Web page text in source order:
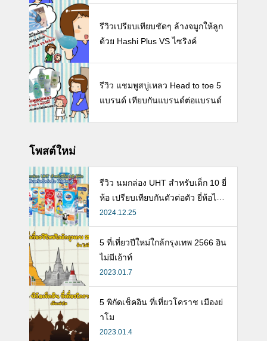
รีวิวเปรียบเทียบชัดๆ ล้างจมูกให้ลูก
ด้วย Hashi Plus VS ไซริงค์
รีวิว แชมพูสบู่เหลว Head to toe 5
แบรนด์ เทียบกันแบรนด์ต่อแบรนด์
โพสต์ใหม่
รีวิว นมกล่อง UHT สำหรับเด็ก 10 ยี่
ห้อ เปรียบเทียบกันตัวต่อตัว ยี่ห้อไห
นดี พร้อมแนะวิธีการเลือกนมกล่องใ
ห้ลูก
2024.12.25
5 ที่เที่ยวปีใหม่ใกล้กรุงเทพ 2566 อิน
ไม่มีเอ้าท์
2023.01.7
5 พิกัดเช็คอิน ที่เที่ยวโคราช เมืองย่
าโม
2023.01.4